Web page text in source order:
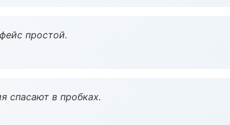
простой.
спасают в пробках.